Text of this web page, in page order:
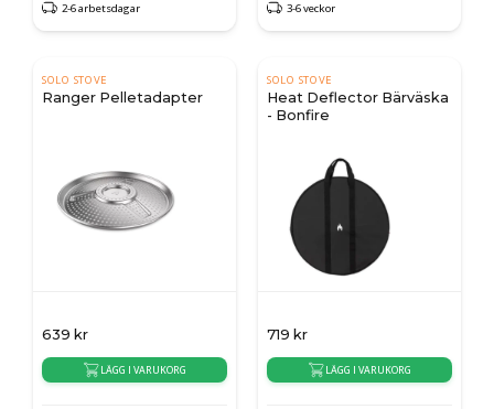
2-6 arbetsdagar 3-6 veckor
SOLO STOVE
Ranger Pelletadapter
639 kr
LÄGG I VARUKORG
SOLO STOVE
Heat Deflector Bärväska
- Bonfire
719 kr
LÄGG I VARUKORG